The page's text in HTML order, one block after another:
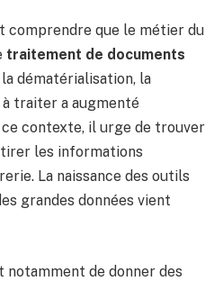
comprendre que le métier du
traitement de documents
la dématérialisation, la
traiter a augmenté
contexte, il urge de trouver
les informations
La naissance des outils
grandes données vient
de donner des